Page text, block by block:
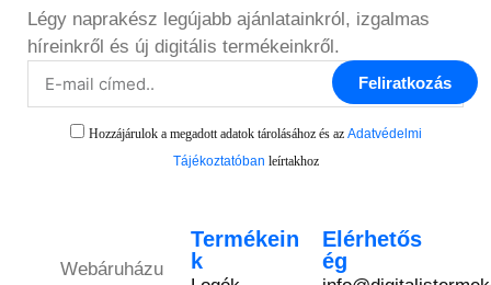
Légy naprakész legújabb ajánlatainkról, izgalmas
híreinkről és új digitális termékeinkről.
Hozzájárulok a megadott adatok tárolásához és az Adatvédelmi
Tájékoztatóban leírtakhoz
Feliratkozás
Webáruházu
Termékein
k
Elérhetős
ég